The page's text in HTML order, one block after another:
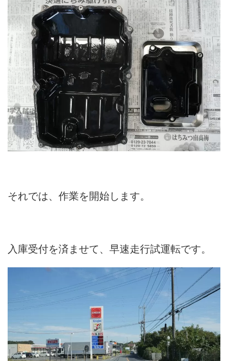
それでは、作業を開始します。
入庫受付を済ませて、早速走行試運転です。